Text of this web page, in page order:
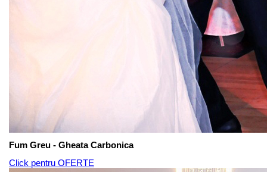
Fum Greu - Gheata Carbonica
Click pentru OFERTE